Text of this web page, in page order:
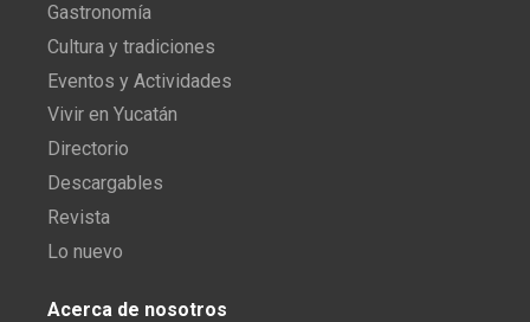
Gastronomía
Cultura y tradiciones
Eventos y Actividades
Vivir en Yucatán
Directorio
Descargables
Revista
Lo nuevo
Acerca de nosotros